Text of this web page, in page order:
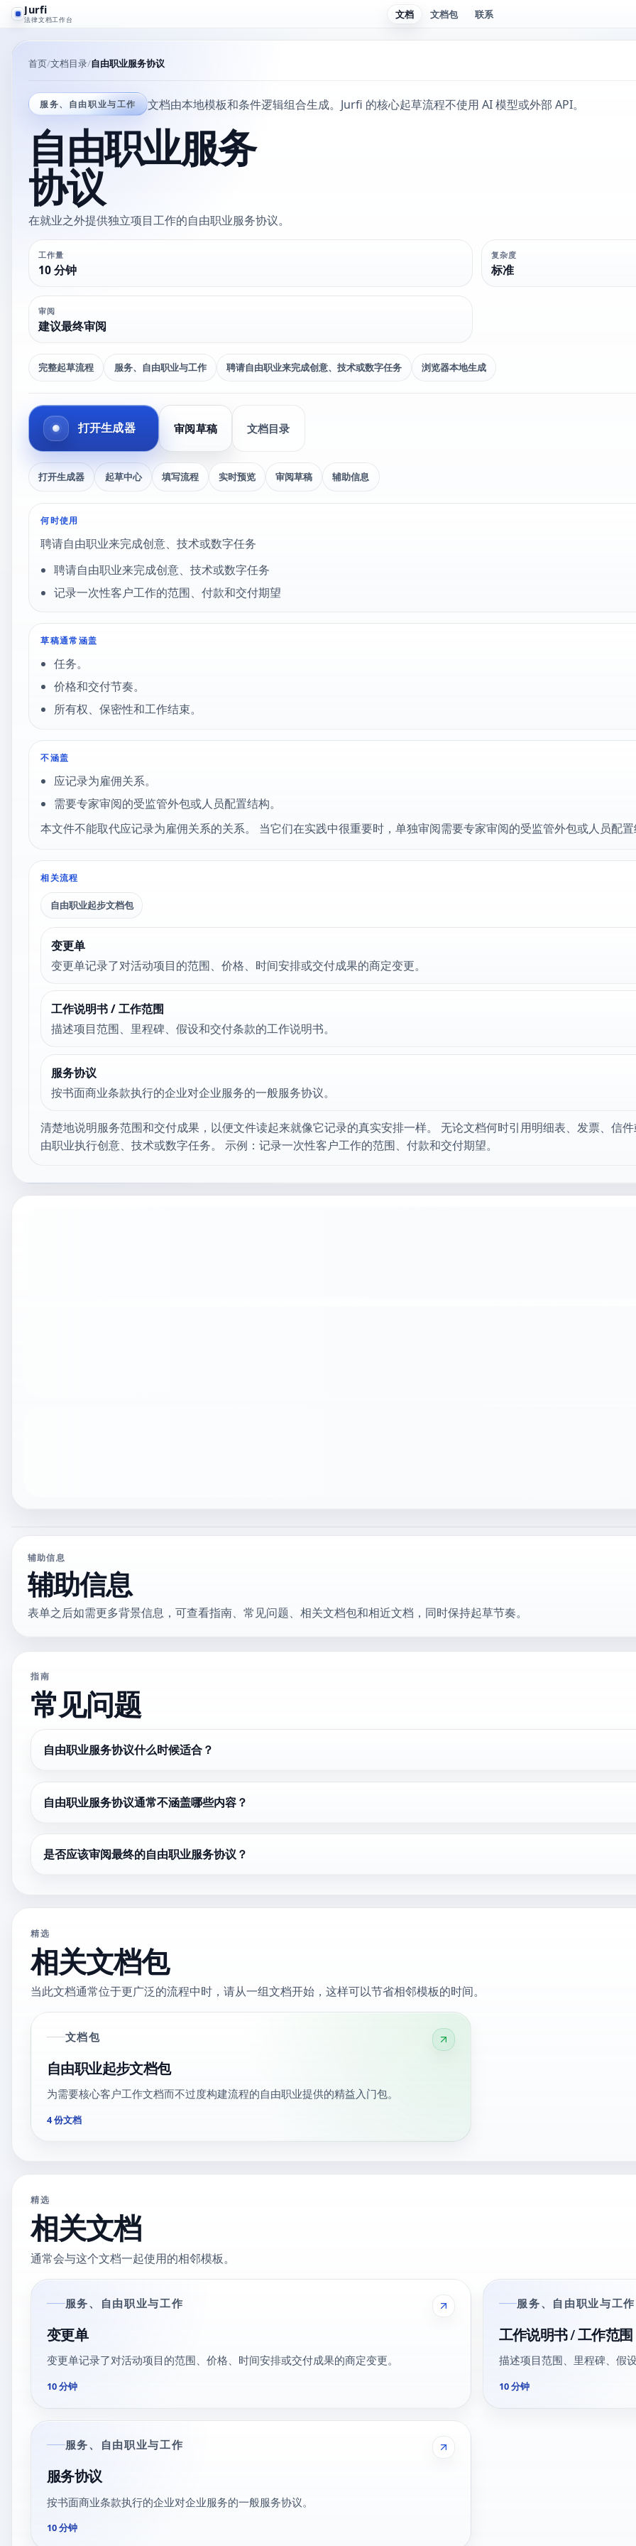
Jurfi
法律文档工作台 文档 文档包 联系
首页 文档目录 自由职业服务协议
服务、自由职业与工作 文档由本地模板和条件逻辑组合生成。Jurfi 的核心起草流程不使用 AI 模型或外部 API。
自由职业服务
协议
在就业之外提供独立项目工作的自由职业服务协议。
工作量
10 分钟
复杂度
标准
审阅
建议最终审阅
完整起草流程 服务、自由职业与工作 聘请自由职业来完成创意、技术或数字任务 浏览器本地生成
打开生成器 审阅草稿 文档目录
打开生成器 起草中心 填写流程 实时预览 审阅草稿 辅助信息
何时使用
聘请自由职业来完成创意、技术或数字任务
聘请自由职业来完成创意、技术或数字任务
记录一次性客户工作的范围、付款和交付期望
草稿通常涵盖
任务。
价格和交付节奏。
所有权、保密性和工作结束。
不涵盖
应记录为雇佣关系。
需要专家审阅的受监管外包或人员配置结构。
本文件不能取代应记录为雇佣关系的关系。 当它们在实践中很重要时，单独审阅需要专家审阅的受监管外包或人员配
相关流程
自由职业起步文档包
变更单
变更单记录了对活动项目的范围、价格、时间安排或交付成果的商定变更。
工作说明书 / 工作范围
描述项目范围、里程碑、假设和交付条款的工作说明书。
服务协议
按书面商业条款执行的企业对企业服务的一般服务协议。
清楚地说明服务范围和交付成果，以便文件读起来就像它记录的真实安排一样。 无论文档何时引用明细表、发票、信
由职业执行创意、技术或数字任务。 示例：记录一次性客户工作的范围、付款和交付期望。
辅助信息
辅助信息
表单之后如需更多背景信息，可查看指南、常见问题、相关文档包和相近文档，同时保持起草节奏。
指南
常见问题
自由职业服务协议什么时候适合？
自由职业服务协议通常不涵盖哪些内容？
是否应该审阅最终的自由职业服务协议？
精选
相关文档包
当此文档通常位于更广泛的流程中时，请从一组文档开始，这样可以节省相邻模板的时间。
文档包
自由职业起步文档包
为需要核心客户工作文档而不过度构建流程的自由职业提供的精益入门包。
4 份文档
精选
相关文档
通常会与这个文档一起使用的相邻模板。
服务、自由职业与工作
变更单
变更单记录了对活动项目的范围、价格、时间安排或交付成果的商定变更。
10 分钟
服务、自由职业与工作
工作说明书 / 工作范围
描述项目范围、里程碑、假
10 分钟
服务、自由职业与工作
服务协议
按书面商业条款执行的企业对企业服务的一般服务协议。
10 分钟